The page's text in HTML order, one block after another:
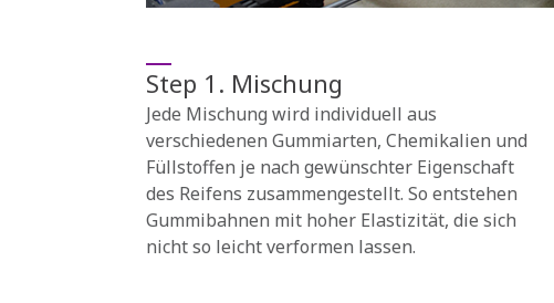
Step 1. Mischung
Jede Mischung wird individuell aus
verschiedenen Gummiarten, Chemikalien und
Füllstoffen je nach gewünschter Eigenschaft
des Reifens zusammengestellt. So entstehen
Gummibahnen mit hoher Elastizität, die sich
nicht so leicht verformen lassen.